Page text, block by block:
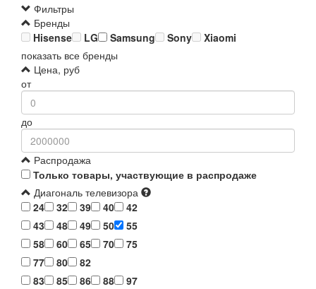
Фильтры
Бренды
Hisense
LG Samsung Sony
Xiaomi
показать все бренды
Цена, руб
от
до
Распродажа
Только товары, участвующие в распродаже
Диагональ телевизора
24
32 39 40
42
43
48 49 50
55
58
60 65 70
75
77
80
82
83
85 86 88
97